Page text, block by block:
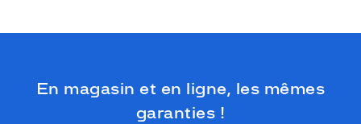
En magasin et en ligne, les mêmes
garanties !